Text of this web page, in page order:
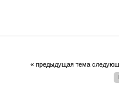
« предыдущая тема